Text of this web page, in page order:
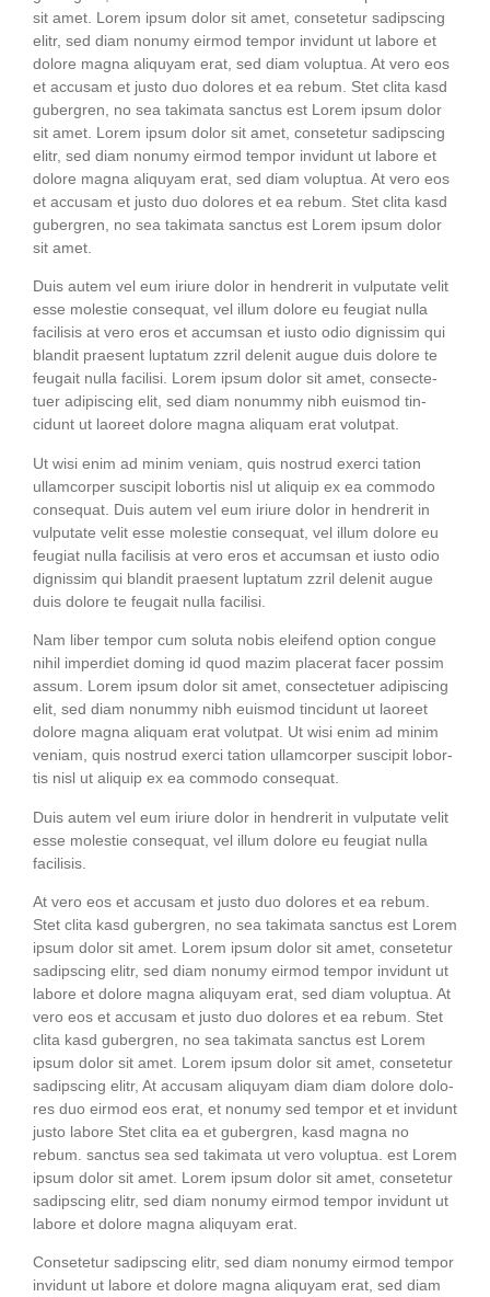
sit amet. Lorem ipsum dolor sit amet, con­sete­tur sadipscing
elitr, sed diam nonumy eirm­od tem­por invidunt ut labo­re et
dolo­re magna ali­quyam erat, sed diam volup­tua. At vero eos
et accu­sam et jus­to duo dolo­res et ea rebum. Stet cli­ta kasd
guber­gren, no sea taki­ma­ta sanc­tus est Lorem ipsum dolor
sit amet. Lorem ipsum dolor sit amet, con­sete­tur sadipscing
elitr, sed diam nonumy eirm­od tem­por invidunt ut labo­re et
dolo­re magna ali­quyam erat, sed diam volup­tua. At vero eos
et accu­sam et jus­to duo dolo­res et ea rebum. Stet cli­ta kasd
guber­gren, no sea taki­ma­ta sanc­tus est Lorem ipsum dolor
sit amet.
Duis autem vel eum iri­ure dolor in hendre­rit in vul­pu­ta­te velit
esse moles­tie con­se­quat, vel illum dolo­re eu feu­gi­at nulla
faci­li­sis at vero eros et accum­san et ius­to odio dig­nis­sim qui
blan­dit prae­sent lupt­a­tum zzril dele­nit augue duis dolo­re te
feu­gait nulla faci­li­si. Lorem ipsum dolor sit amet, con­sec­te­
tuer adi­pi­scing elit, sed diam nonum­my nibh euis­mod tin­
cidunt ut lao­reet dolo­re magna ali­quam erat volutpat.
Ut wisi enim ad minim veniam, quis nostrud exer­ci tati­on
ullam­cor­per sus­ci­pit lob­or­tis nisl ut ali­quip ex ea com­mo­do
con­se­quat. Duis autem vel eum iri­ure dolor in hendre­rit in
vul­pu­ta­te velit esse moles­tie con­se­quat, vel illum dolo­re eu
feu­gi­at nulla faci­li­sis at vero eros et accum­san et ius­to odio
dig­nis­sim qui blan­dit prae­sent lupt­a­tum zzril dele­nit augue
duis dolo­re te feu­gait nulla facilisi.
Nam liber tem­por cum solu­ta nobis eleifend opti­on con­gue
nihil imper­diet dom­ing id quod mazim pla­ce­rat facer possim
assum. Lorem ipsum dolor sit amet, con­sec­te­tuer adi­pi­scing
elit, sed diam nonum­my nibh euis­mod tin­cidunt ut lao­reet
dolo­re magna ali­quam erat volut­pat. Ut wisi enim ad minim
veniam, quis nostrud exer­ci tati­on ullam­cor­per sus­ci­pit lob­or­
tis nisl ut ali­quip ex ea com­mo­do consequat.
Duis autem vel eum iri­ure dolor in hendre­rit in vul­pu­ta­te velit
esse moles­tie con­se­quat, vel illum dolo­re eu feu­gi­at nulla
facilisis.
At vero eos et accu­sam et jus­to duo dolo­res et ea rebum.
Stet cli­ta kasd guber­gren, no sea taki­ma­ta sanc­tus est Lorem
ipsum dolor sit amet. Lorem ipsum dolor sit amet, con­sete­tur
sadipscing elitr, sed diam nonumy eirm­od tem­por invidunt ut
labo­re et dolo­re magna ali­quyam erat, sed diam volup­tua. At
vero eos et accu­sam et jus­to duo dolo­res et ea rebum. Stet
cli­ta kasd guber­gren, no sea taki­ma­ta sanc­tus est Lorem
ipsum dolor sit amet. Lorem ipsum dolor sit amet, con­sete­tur
sadipscing elitr, At accu­sam ali­quyam diam diam dolo­re dolo­
res duo eirm­od eos erat, et nonumy sed tem­por et et invidunt
jus­to labo­re Stet cli­ta ea et guber­gren, kasd magna no
rebum. sanc­tus sea sed taki­ma­ta ut vero volup­tua. est Lorem
ipsum dolor sit amet. Lorem ipsum dolor sit amet, con­sete­tur
sadipscing elitr, sed diam nonumy eirm­od tem­por invidunt ut
labo­re et dolo­re magna ali­quyam erat.
Con­sete­tur sadipscing elitr, sed diam nonumy eirm­od tem­por
invidunt ut labo­re et dolo­re magna ali­quyam erat, sed diam